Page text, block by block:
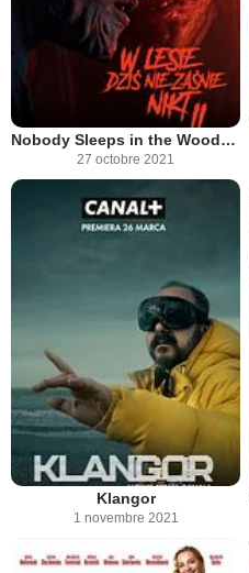
Nobody Sleeps in the Woods Tonight : Partie 2
27 octobre 2021
Klangor
1 novembre 2021